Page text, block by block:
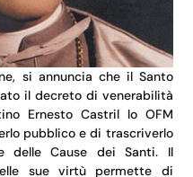
si annuncia che il Santo
il decreto di venerabilità
Ernesto Castril lo OFM
pubblico e di trascriverlo
delle Cause dei Santi. Il
sue virtù permette di